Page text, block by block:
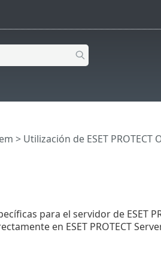
> Utilización de ESET PROTECT
para el servidor de ESET
en ESET PROTECT